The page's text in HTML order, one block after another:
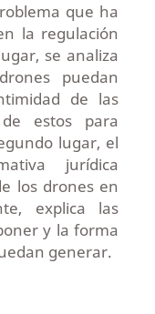
que ha
la regulación
se analiza
puedan
de las
estos para
lugar, el
jurídica
los drones en
explica las
y la forma
generar.